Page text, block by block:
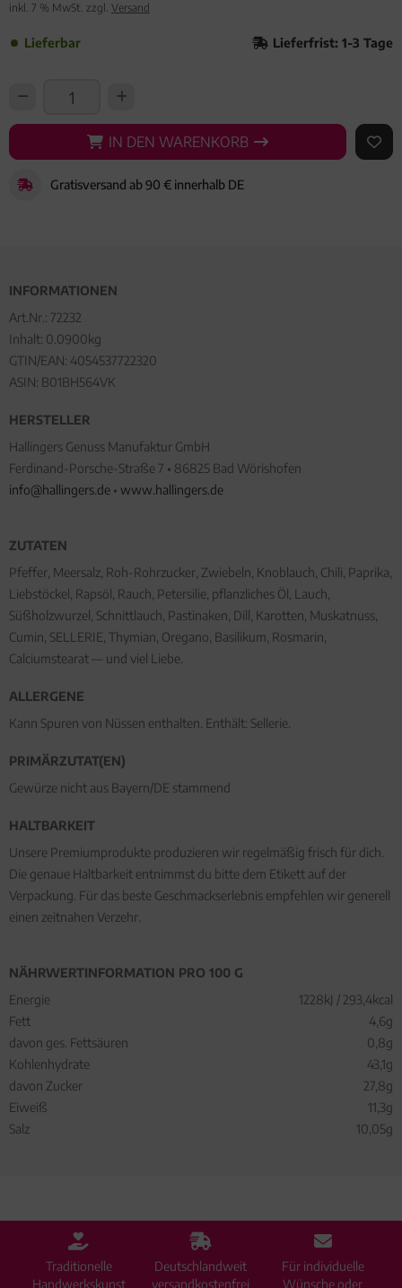
inkl. 7 % MwSt. zzgl. Versand
Lieferbar Lieferfrist: 1-3 Tage
IN DEN WARENKORB
IN DEN WARENKORB AUF
Gratisversand ab 90 € innerhalb DE
INFORMATIONEN
Art.Nr.: 72232
Inhalt: 0.0900kg
GTIN/EAN: 4054537722320
ASIN: B01BH564VK
HERSTELLER
Hallingers Genuss Manufaktur GmbH
Ferdinand-Porsche-Straße 7 • 86825 Bad Wörishofen
info@hallingers.de • www.hallingers.de
ZUTATEN
Pfeffer, Meersalz, Roh-Rohrzucker, Zwiebeln, Knoblauch, Chili, Paprika,
Liebstöckel, Rapsöl, Rauch, Petersilie, pflanzliches Öl, Lauch,
Süßholzwurzel, Schnittlauch, Pastinaken, Dill, Karotten, Muskatnuss,
Cumin, SELLERIE, Thymian, Oregano, Basilikum, Rosmarin,
Calciumstearat — und viel Liebe.
ALLERGENE
Kann Spuren von Nüssen enthalten. Enthält: Sellerie.
PRIMÄRZUTAT(EN)
Gewürze nicht aus Bayern/DE stammend
HALTBARKEIT
Unsere Premiumprodukte produzieren wir regelmäßig frisch für dich.
Die genaue Haltbarkeit entnimmst du bitte dem Etikett auf der
Verpackung. Für das beste Geschmackserlebnis empfehlen wir generell
einen zeitnahen Verzehr.
NÄHRWERTINFORMATION PRO 100 G
Energie
1228kJ / 293,4kcal
Fett
4,6g
davon ges. Fettsäuren
0,8g
Kohlenhydrate
43,1g
davon Zucker
27,8g
Eiweiß
11,3g
Salz
10,05g
Traditionelle
Handwerkskunst
Deutschlandweit
versandkostenfrei
Für individuelle
Wünsche oder